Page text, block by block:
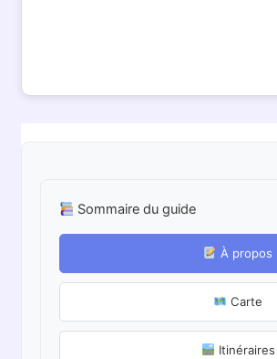
Sommaire du guide
À propos
Carte
Itinéraires